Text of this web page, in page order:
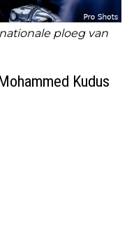
ploeg van
Kudus